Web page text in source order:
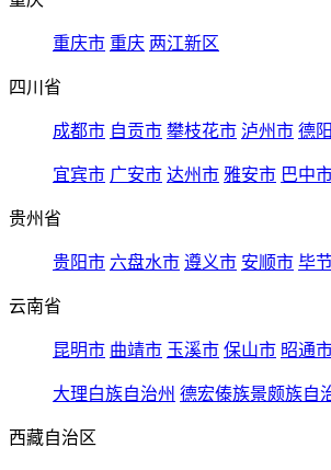
重庆市 重庆 两江新区
四川省
成都市 自贡市 攀枝花市 泸州市 德
宜宾市 广安市 达州市 雅安市 巴中
贵州省
贵阳市 六盘水市 遵义市 安顺市 毕
云南省
昆明市 曲靖市 玉溪市 保山市 昭通
大理白族自治州 德宏傣族景颇族自
西藏自治区